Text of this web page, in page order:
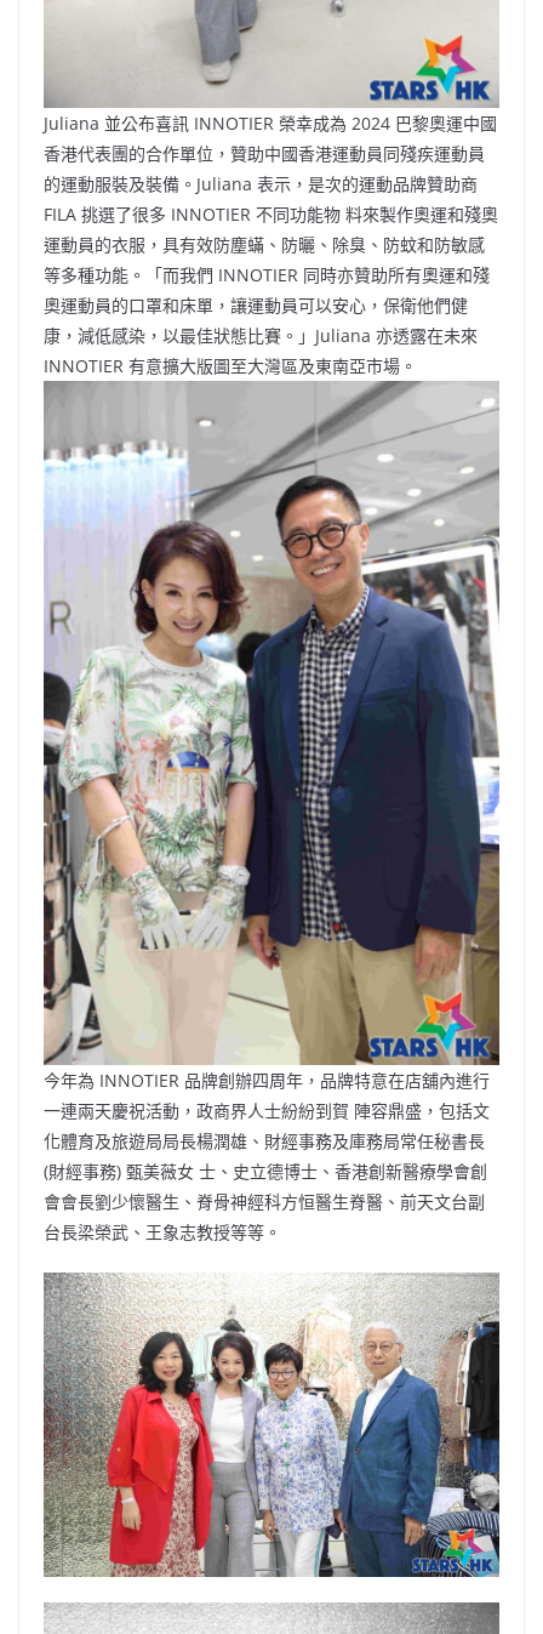
Juliana 並公布喜訊 INNOTIER 榮幸成為 2024 巴黎奧運中國
香港代表團的合作單位，贊助中國香港運動員同殘疾運動員
的運動服裝及裝備。Juliana 表示，是次的運動品牌贊助商
FILA 挑選了很多 INNOTIER 不同功能物 料來製作奧運和殘奧
運動員的衣服，具有效防塵蟎、防曬、除臭、防蚊和防敏感
等多種功能。「而我們 INNOTIER 同時亦贊助所有奧運和殘
奧運動員的口罩和床單，讓運動員可以安心，保衛他們健
康，減低感染，以最佳狀態比賽。」Juliana 亦透露在未來
INNOTIER 有意擴大版圖至大灣區及東南亞市場。
今年為 INNOTIER 品牌創辦四周年，品牌特意在店舖內進行
一連兩天慶祝活動，政商界人士紛紛到賀 陣容鼎盛，包括文
化體育及旅遊局局長楊潤雄、財經事務及庫務局常任秘書長
(財經事務) 甄美薇女 士、史立德博士、香港創新醫療學會創
會會長劉少懷醫生、脊骨神經科方恒醫生脊醫、前天文台副
台長梁榮武、王象志教授等等。